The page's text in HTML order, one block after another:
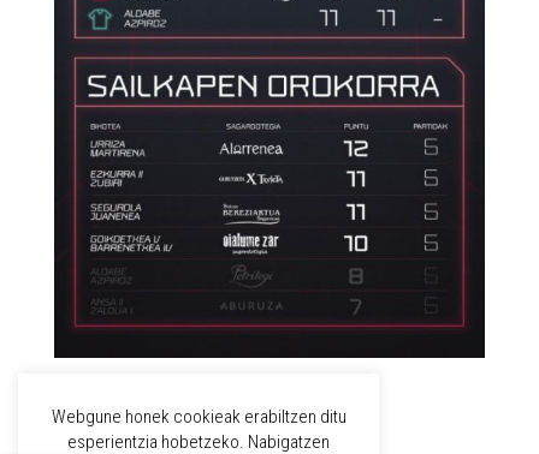
WPML
Webgune honek cookieak erabiltzen ditu
esperientzia hobetzeko. Nabigatzen